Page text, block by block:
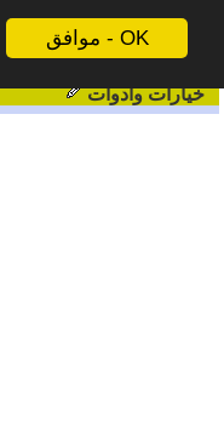
موافق - OK
خيارات وادوات